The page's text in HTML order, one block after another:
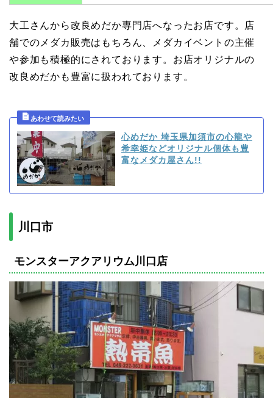
大工さんから改良めだか専門店へなったお店です。店
舗でのメダカ販売はもちろん、メダカイベントの主催
や参加も積極的にされております。お店オリジナルの
改良めだかも豊富に扱われております。
心めだか 埼玉県加須市の心龍や
希幸姫などオリジナル個体も豊
富なメダカ屋さん!!
川口市
モンスターアクアリウム川口店